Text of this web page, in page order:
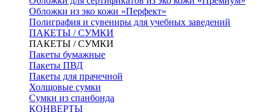
Обложки из эко кожи «Перфект»
Полиграфия и сувениры для учебных заведений
ПАКЕТЫ / СУМКИ
ПАКЕТЫ / СУМКИ
Пакеты бумажные
Пакеты ПВД
Пакеты для прачечной
Холщовые сумки
Сумки из спанбонда
КОНВЕРТЫ